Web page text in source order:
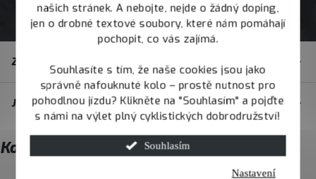
našich stránek. A nebojte, nejde o žádný doping,
jen o drobné textové soubory, které nám pomáhají
pochopit, co vás zajímá.
Souhlasíte s tím, že naše cookies jsou jako
správně nafouknuté kolo – prostě nutnost pro
pohodlnou jízdu? Klikněte na "Souhlasím" a pojďte
s námi na výlet plný cyklistických dobrodružství!
Souhlasím
Nastavení
t
í
Zákaznický servis
JOY.BIKE
Kontakt